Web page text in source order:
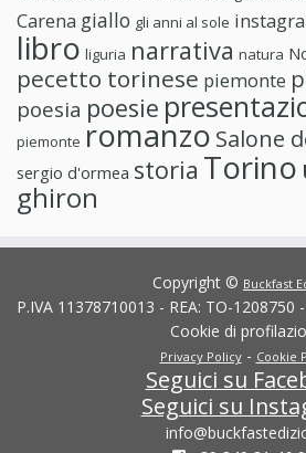
Carena giallo gli anni al sole
libro liguria narrativa natura
pecetto torinese piemonte
poesia poesie
piemonte romanzo Salone
sergio d'ormea storia Torino
ghiron
Copyright © Buckfast
P.IVA 11378710013 - REA: TO-
Cookie di
Privacy Policy- Cookie
Seguici su
Seguici su